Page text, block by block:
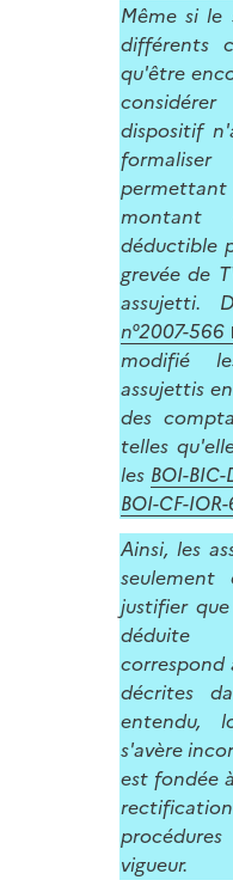
Même si le
différents
qu'être
dispositif
montant
déductible
grevée de
assujetti.
n°2007-566
modifié
assujettis
des
telles
les BOI-
BOI-CF-
Ainsi, les
justifier
déduite
correspond
décrites
entendu,
s'avère
est fondée
vigueur.